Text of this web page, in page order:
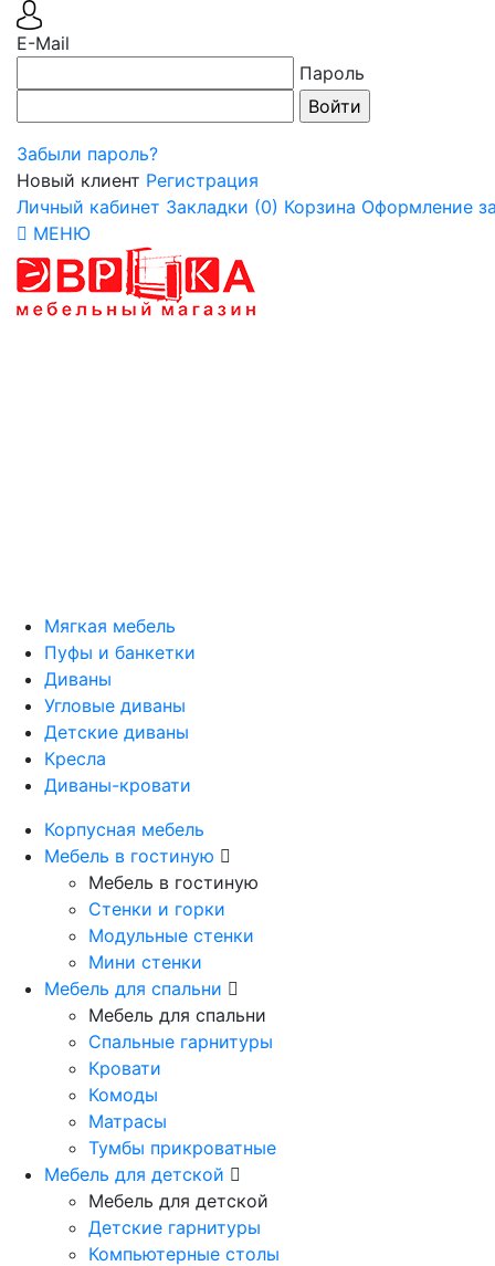
E-Mail
Пароль
Забыли пароль?
Новый клиент Регистрация
Личный кабинет Закладки (0) Корзина Оформление
МЕНЮ
Мягкая мебель
Пуфы и банкетки
Диваны
Угловые диваны
Детские диваны
Кресла
Диваны-кровати
Корпусная мебель
Мебель в гостиную
Мебель в гостиную
Стенки и горки
Модульные стенки
Мини стенки
Мебель для спальни
Мебель для спальни
Спальные гарнитуры
Кровати
Комоды
Матрасы
Тумбы прикроватные
Мебель для детской
Мебель для детской
Детские гарнитуры
Компьютерные столы